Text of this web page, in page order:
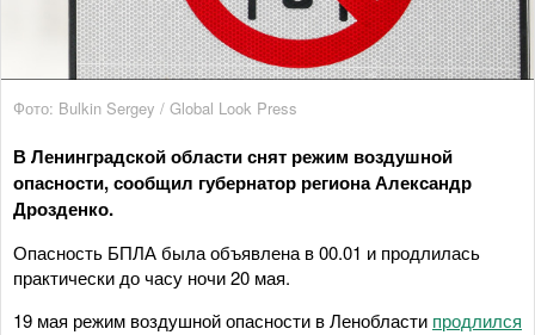
Фото: Bulkin Sergey / Global Look Press
В Ленинградской области снят режим воздушной
опасности, сообщил губернатор региона Александр
Дрозденко.
Опасность БПЛА была объявлена в 00.01 и продлилась
практически до часу ночи 20 мая.
19 мая режим воздушной опасности в Ленобласти продлился